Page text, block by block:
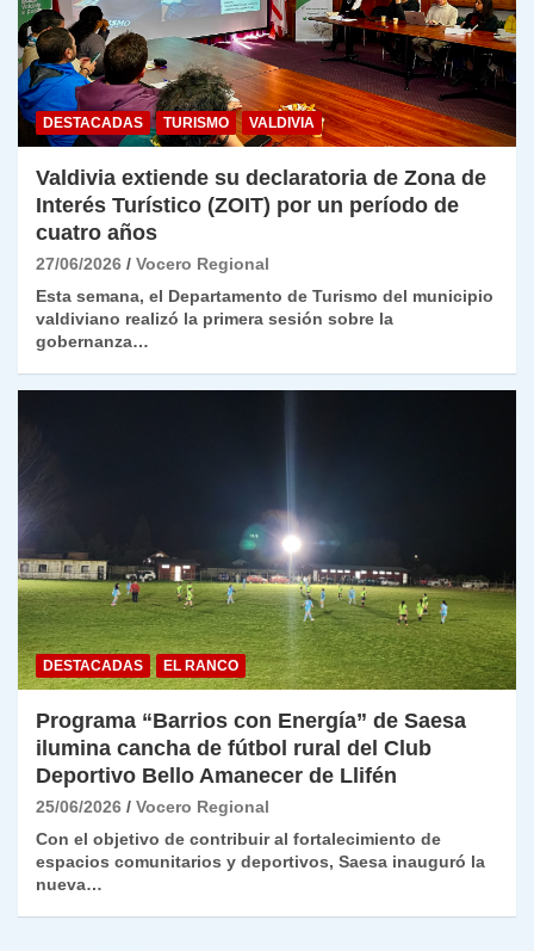
DESTACADAS TURISMO VALDIVIA
Valdivia extiende su declaratoria de Zona de
Interés Turístico (ZOIT) por un período de
cuatro años
27/06/2026
Vocero Regional
Esta semana, el Departamento de Turismo del municipio
valdiviano realizó la primera sesión sobre la
gobernanza…
DESTACADAS EL RANCO
Programa “Barrios con Energía” de Saesa
ilumina cancha de fútbol rural del Club
Deportivo Bello Amanecer de Llifén
25/06/2026
Vocero Regional
Con el objetivo de contribuir al fortalecimiento de
espacios comunitarios y deportivos, Saesa inauguró la
nueva…